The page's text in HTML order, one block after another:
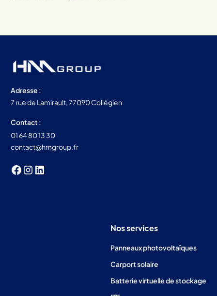
Adresse :
7 rue de Lamirault, 77090 Collégien
Contact :
01 64 80 13 30
contact@hmgroup.fr
Nos services
Panneaux photovoltaïques
Carport solaire
Batterie virtuelle de stockage